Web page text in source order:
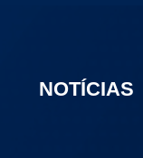
NOTÍCIAS